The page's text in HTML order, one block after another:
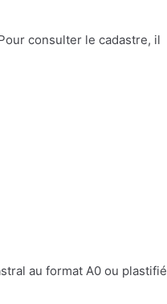
consulter le cadastre, il
au format A0 ou plastifié